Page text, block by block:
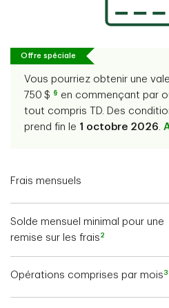
Offre spéciale
Vous pourriez obtenir une
750 $ § en commençant par
tout compris TD. Des
prend fin le 1 octobre 2026
Frais mensuels
Solde mensuel minimal pour une
remise sur les frais 2
Opérations comprises par mois 3